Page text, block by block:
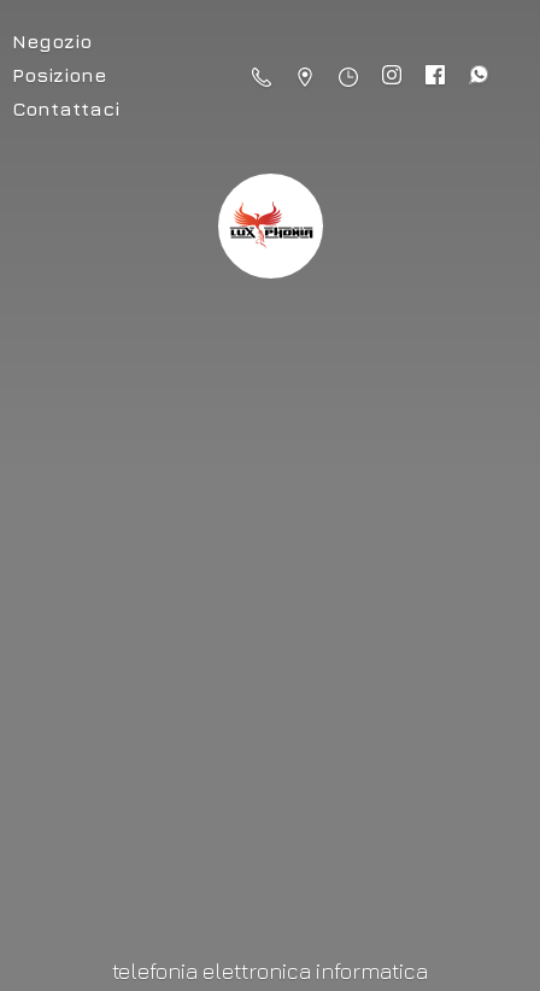
Negozio
Posizione
Contattaci
telefonia elettronica informatica